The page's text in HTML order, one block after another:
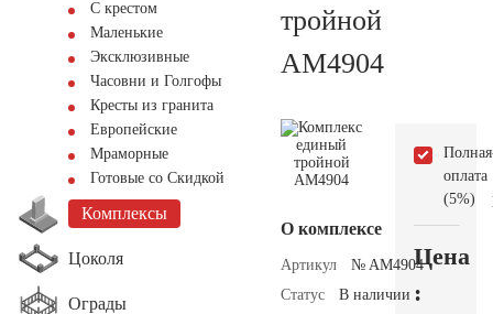
С крестом
Маленькие
Эксклюзивные
Часовни и Голгофы
Кресты из гранита
Европейские
Мраморные
Готовые со Скидкой
Комплексы
Цоколя
Ограды
тройной
AM4904
О комплексе
Артикул
№ AM4904
Статус
В наличии
Полная
оплата
(5%)
Цена
: